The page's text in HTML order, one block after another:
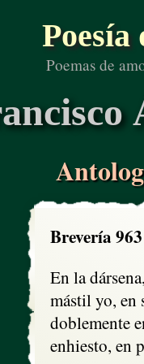
Poemas de
Brevería 963
En la
mástil yo, en
doblemente
enhiesto, en